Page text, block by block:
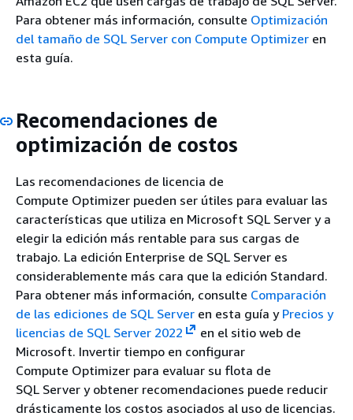
Para obtener más información, consulte Optimización
del tamaño de SQL Server con Compute Optimizer en
esta guía.
Recomendaciones de
optimización de costos
Las recomendaciones de licencia de
Compute Optimizer pueden ser útiles para evaluar las
características que utiliza en Microsoft SQL Server y a
elegir la edición más rentable para sus cargas de
trabajo. La edición Enterprise de SQL Server es
considerablemente más cara que la edición Standard.
Para obtener más información, consulte Comparación
de las ediciones de SQL Server en esta guía y Precios y
licencias de SQL Server 2022
en el sitio web de
Microsoft. Invertir tiempo en configurar
Compute Optimizer para evaluar su flota de
SQL Server y obtener recomendaciones puede reducir
drásticamente los costos asociados al uso de licencias.